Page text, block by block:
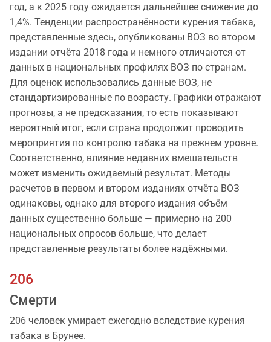
год, а к 2025 году ожидается дальнейшее снижение до
1,4%. Тенденции распространённости курения табака,
представленные здесь, опубликованы ВОЗ во втором
издании отчёта 2018 года и немного отличаются от
данных в национальных профилях ВОЗ по странам.
Для оценок использовались данные ВОЗ, не
стандартизированные по возрасту. Графики отражают
прогнозы, а не предсказания, то есть показывают
вероятный итог, если страна продолжит проводить
мероприятия по контролю табака на прежнем уровне.
Соответственно, влияние недавних вмешательств
может изменить ожидаемый результат. Методы
расчетов в первом и втором изданиях отчёта ВОЗ
одинаковы, однако для второго издания объём
данных существенно больше — примерно на 200
национальных опросов больше, что делает
представленные результаты более надёжными.
206
Смерти
206 человек умирает ежегодно вследствие курения
табакa в Брунее.